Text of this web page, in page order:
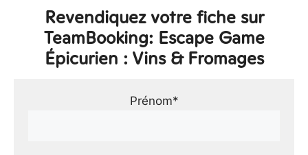
Revendiquez votre fiche sur
TeamBooking: Escape Game
Épicurien : Vins & Fromages
Prénom*